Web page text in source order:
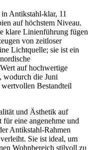
Antikstahl-klar, 11
auf höchstem Niveau.
klare Linienführung fügen
von zeitloser
Lichtquelle; sie ist ein
auf hochwertige
wodurch die Juni
Bestandteil
und Ästhetik auf
für eine angenehme und
Antikstahl-Rahmen
Sie ist ideal, um
Wohnbereich stilvoll zu